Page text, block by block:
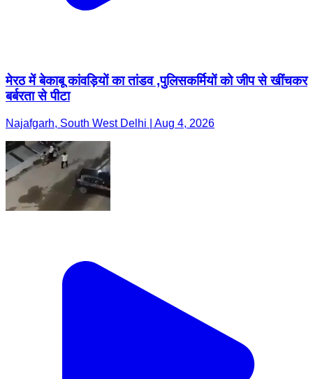
मेरठ में बेकाबू कांवड़ियों का तांडव ,पुलिसकर्मियों को जीप से खींचकर
बर्बरता से पीटा
Najafgarh, South West Delhi | Aug 4, 2026